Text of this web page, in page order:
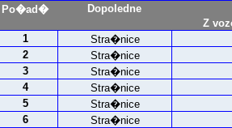
Po�ad�
Dopoledne
Z
1
Stra�nice
2
Stra�nice
3
Stra�nice
4
Stra�nice
5
Stra�nice
6
Stra�nice